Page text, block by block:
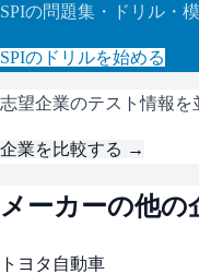
SPIの問題集・ドリル・
SPIのドリルを始める
志望企業のテスト情報を
企業を比較する →
メーカーの他の
トヨタ自動車